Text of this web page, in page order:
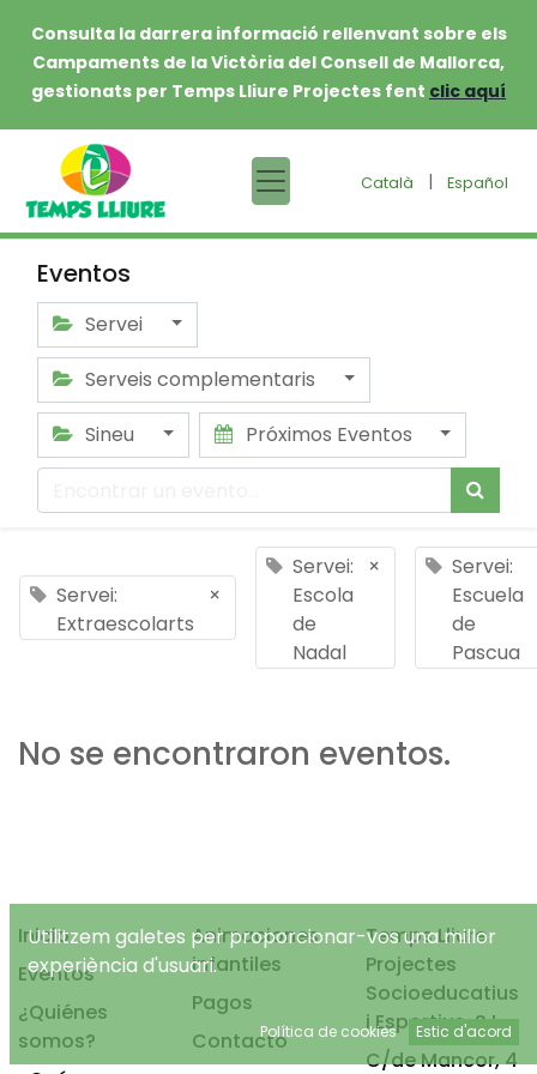
Consulta la darrera informació rellenvant sobre els
Campaments de la Victòria del Consell de Mallorca,
gestionats per Temps Lliure Projectes fent clic aquí
Català | Español
Eventos
Servei
Serveis complementaris
Sineu
Próximos Eventos
Servei:
Extraescolarts
×
Servei:
Escola
de
Nadal
×
Servei:
Escuela
de
Pascua
No se encontraron eventos.
Inicio
Eventos
¿Quiénes
somos?
Animaciones
infantiles
Pagos
Contacto
Temps Lliure
Projectes
Socioeducatius
i Esportius, S.L.
C/de Mancor, 4
Utilitzem galetes per proporcionar-vos una millor
experiència d'usuari.
Política de cookies Estic d'acord